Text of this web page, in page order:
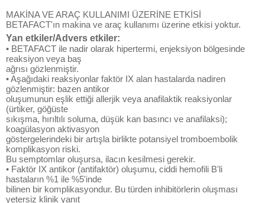
MAKİNA VE ARAÇ KULLANIMI ÜZERİNE ETKİSİ
BETAFACT'ın makina ve araç kullanımı üzerine etkisi yoktur.
Yan etkiler/Advers etkiler:
• BETAFACT ile nadir olarak hipertermi, enjeksiyon bölgesinde
reaksiyon veya baş
ağrısı gözlenmiştir.
• Aşağıdaki reaksiyonlar faktör IX alan hastalarda nadiren
gözlenmiştir: bazen antikor
oluşumunun eşlik ettiği allerjik veya anafilaktik reaksiyonlar
(ürtiker, göğüste
sıkışma, hırıltılı soluma, düşük kan basıncı ve anafilaksi);
koagülasyon aktivasyon
göstergelerindeki bir artışla birlikte potansiyel tromboembolik
komplikasyon riski.
Bu semptomlar oluşursa, ilacın kesilmesi gerekir.
• Faktör IX antikor (antifaktör) oluşumu, ciddi hemofili B'li
hastaların %1 ile %5'inde
bilinen bir komplikasyondur. Bu türden inhibitörlerin oluşması
yetersiz klinik yanıt